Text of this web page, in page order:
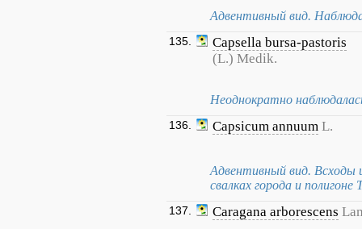
Адвентивный вид.
135.
Capsella bursa-pastoris
(L.) Medik.
Неоднократно
136. Capsicum annuum L.
Адвентивный вид. Всходы
свалках города и полигоне
137. Caragana arborescens